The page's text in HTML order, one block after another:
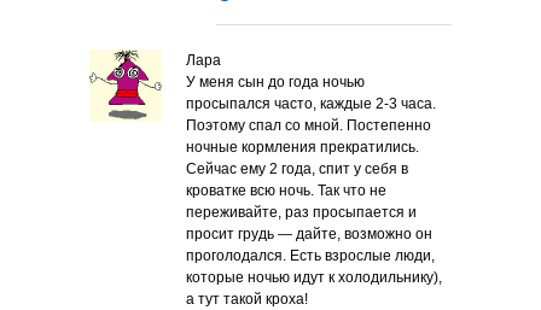
Лара
У меня сын до года ночью
просыпался часто, каждые 2-3 часа.
Поэтому спал со мной. Постепенно
ночные кормления прекратились.
Сейчас ему 2 года, спит у себя в
кроватке всю ночь. Так что не
переживайте, раз просыпается и
просит грудь — дайте, возможно он
проголодался. Есть взрослые люди,
которые ночью идут к холодильнику),
а тут такой кроха!